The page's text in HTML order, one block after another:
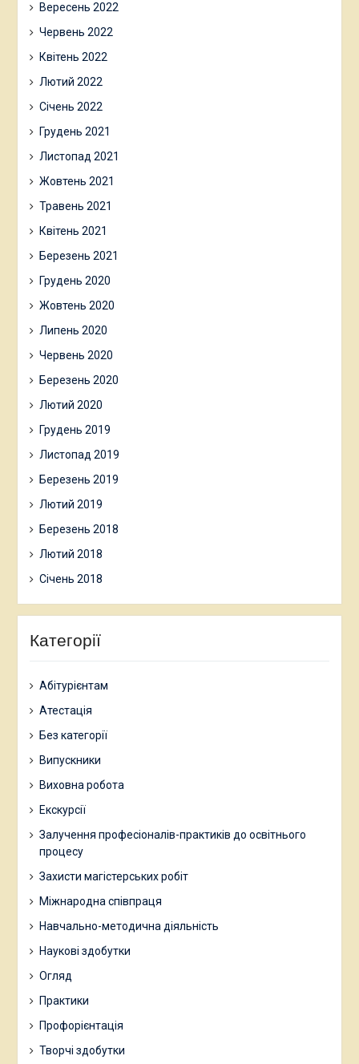
Вересень 2022
Червень 2022
Квітень 2022
Лютий 2022
Січень 2022
Грудень 2021
Листопад 2021
Жовтень 2021
Травень 2021
Квітень 2021
Березень 2021
Грудень 2020
Жовтень 2020
Липень 2020
Червень 2020
Березень 2020
Лютий 2020
Грудень 2019
Листопад 2019
Березень 2019
Лютий 2019
Березень 2018
Лютий 2018
Січень 2018
Категорії
Абітурієнтам
Атестація
Без категорії
Випускники
Виховна робота
Екскурсії
Залучення професіоналів-практиків до освітнього
процесу
Захисти магістерських робіт
Міжнародна співпраця
Навчально-методична діяльність
Наукові здобутки
Огляд
Практики
Профорієнтація
Творчі здобутки